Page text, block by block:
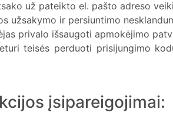
už pateikto el. pašto adreso
užsakymo ir persiuntimo
privalo išsaugoti apmokėjimo
teisės perduoti prisijungimo
įsipareigojimai: